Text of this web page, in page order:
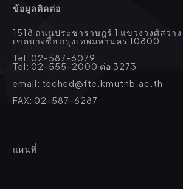
ข้อมูลติดต่อ
1518 ถนนประชาราษฎร์ 1 แขวงวงศ์สว่าง
เขตบางซื่อ กรุงเทพมหานคร 10800
Tel: 02-587-6079
Tel: 02-555-2000 ต่อ 3273
email: teched@fte.kmutnb.ac.th
FAX: 02-587-6287
แผนที่